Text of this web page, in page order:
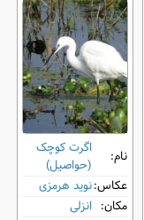
نام:
اگرت کوچک
(حواصیل)
عکاس:نوید هرمزی
مکان: انزلی